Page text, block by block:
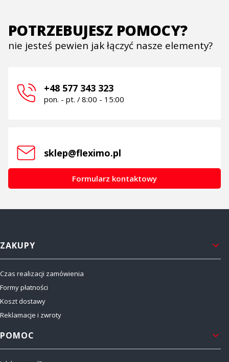
POTRZEBUJESZ POMOCY?
nie jesteś pewien jak łączyć nasze elementy?
+48 577 343 323
pon. - pt. / 8:00 - 15:00
sklep@fleximo.pl
Formularz kontaktowy
Linki w stopce
ZAKUPY
Czas realizacji zamówienia
Formy płatności
Koszt dostawy
Reklamacje i zwroty
POMOC